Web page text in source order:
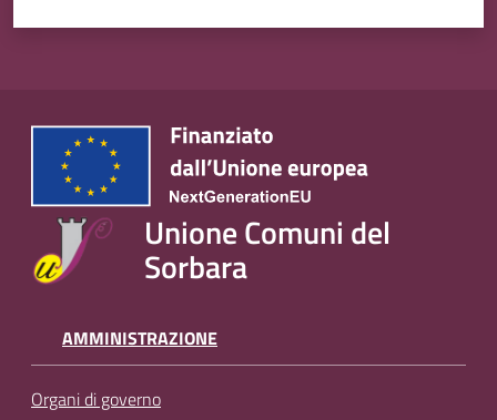
Unione Comuni del
Sorbara
AMMINISTRAZIONE
Organi di governo